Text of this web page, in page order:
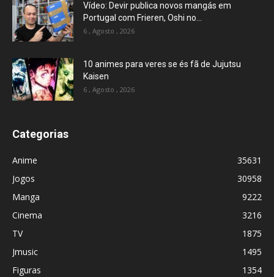
Vídeo: Devir publica novos mangás em
Portugal com Frieren, Oshi no...
6 , Agosto , 2026
10 animes para veres se és fã de Jujutsu
Kaisen
6 , Agosto , 2026
Categorias
Anime
35631
Jogos
30958
Manga
9222
Cinema
3216
TV
1875
Jmusic
1495
Figuras
1354